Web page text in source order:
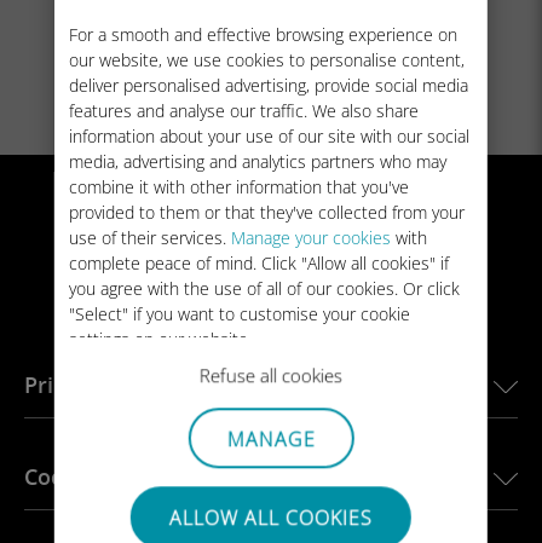
For a smooth and effective browsing experience on
our website, we use cookies to personalise content,
deliver personalised advertising, provide social media
features and analyse our traffic. We also share
information about your use of our site with our social
media, advertising and analytics partners who may
combine it with other information that you've
provided to them or that they've collected from your
use of their services. Manage your cookies with
complete peace of mind. Click "Allow all cookies" if
you agree with the use of all of our cookies. Or click
"Select" if you want to customise your cookie
settings on our website.
Refuse all cookies
MANAGE
ALLOW ALL COOKIES
.row .col-6:first-child .screen img { width:47.6rem;
height: auto; }
Principales destinos
eSIM para Estados Unidos
eSIM para Europa
eSIM para Japón
Coches conectados